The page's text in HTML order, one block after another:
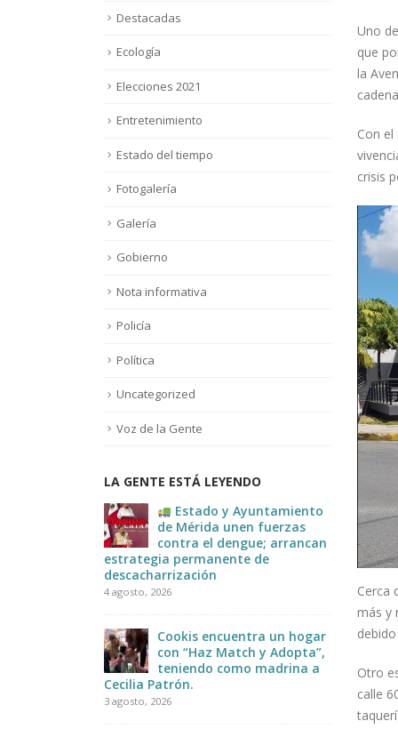
Uno
que
la
Con
crisis
Cerca
más y
Otro
calle
Destacadas
Ecología
Elecciones 2021
Entretenimiento
Estado del tiempo
Fotogalería
Galería
Gobierno
Nota informativa
Policía
Política
Uncategorized
Voz de la Gente
LA GENTE ESTÁ LEYENDO
Estado y Ayuntamiento
de Mérida unen fuerzas
contra el dengue; arrancan
estrategia permanente de
descacharrización
4 agosto, 2026
Cookis encuentra un hogar
con “Haz Match y Adopta”,
teniendo como madrina a
Cecilia Patrón.
3 agosto, 2026